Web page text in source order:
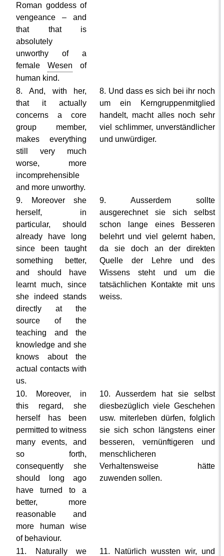
Roman goddess of
vengeance – and
that that is
absolutely
unworthy of a
femaleWesen of
human kind.
8. And, with her,
that it actually
concerns a core
group member,
makes everything
still very much
worse, more
incomprehensible
and more unworthy.
8. Und dass es sich bei ihr noch
um ein Kerngruppenmitglied
handelt, macht alles noch sehr
viel schlimmer, unverständlicher
und unwürdiger.
9. Moreover she
herself, in
particular, should
already have long
since been taught
something better,
and should have
learnt much, since
she indeed stands
directly at the
source of the
teaching and the
knowledge and she
knows about the
actual contacts with
us.
9. Ausserdem sollte
ausgerechnet sie sich selbst
schon lange eines Besseren
belehrt und viel gelernt haben,
da sie doch an der direkten
Quelle der Lehre und des
Wissens steht und um die
tatsächlichen Kontakte mit uns
weiss.
10. Moreover, in
this regard, she
herself has been
permitted to witness
many events, and
so forth,
consequently she
should long ago
have turned to a
better, more
reasonable and
more human wise
of behaviour.
10. Ausserdem hat sie selbst
diesbezüglich viele Geschehen
usw. miterleben dürfen, folglich
sie sich schon längstens einer
besseren, vernünftigeren und
menschlicheren
Verhaltensweise hätte
zuwenden sollen.
11. Naturally we
11. Natürlich wussten wir, und